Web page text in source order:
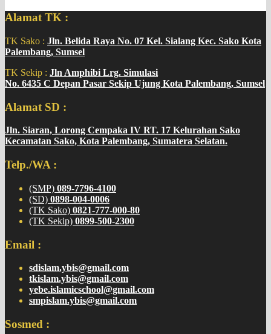
Alamat TK :
TK Sako : Jln. Belida Raya No. 07 Kel. Sialang Kec. Sako Kota
Palembang, Sumsel
TK Sekip : Jln Amphibi Lrg. Simulasi
No. 6435 C Depan Pasar Sekip Ujung Kota Palembang, Sumsel
Alamat SD :
Jln. Siaran, Lorong Cempaka IV RT. 17 Kelurahan Sako
Kecamatan Sako, Kota Palembang, Sumatera Selatan.
Telp./WA :
(SMP) 089-7796-4100
(SD) 0898-004-0006
(TK Sako) 0821-777-000-80
(TK Sekip) 0899-500-2300
Email :
sdislam.ybis@gmail.com
tkislam.ybis@gmail.com
yebe.islamicschool@gmail.com
smpislam.ybis@gmail.com
Sosmed :